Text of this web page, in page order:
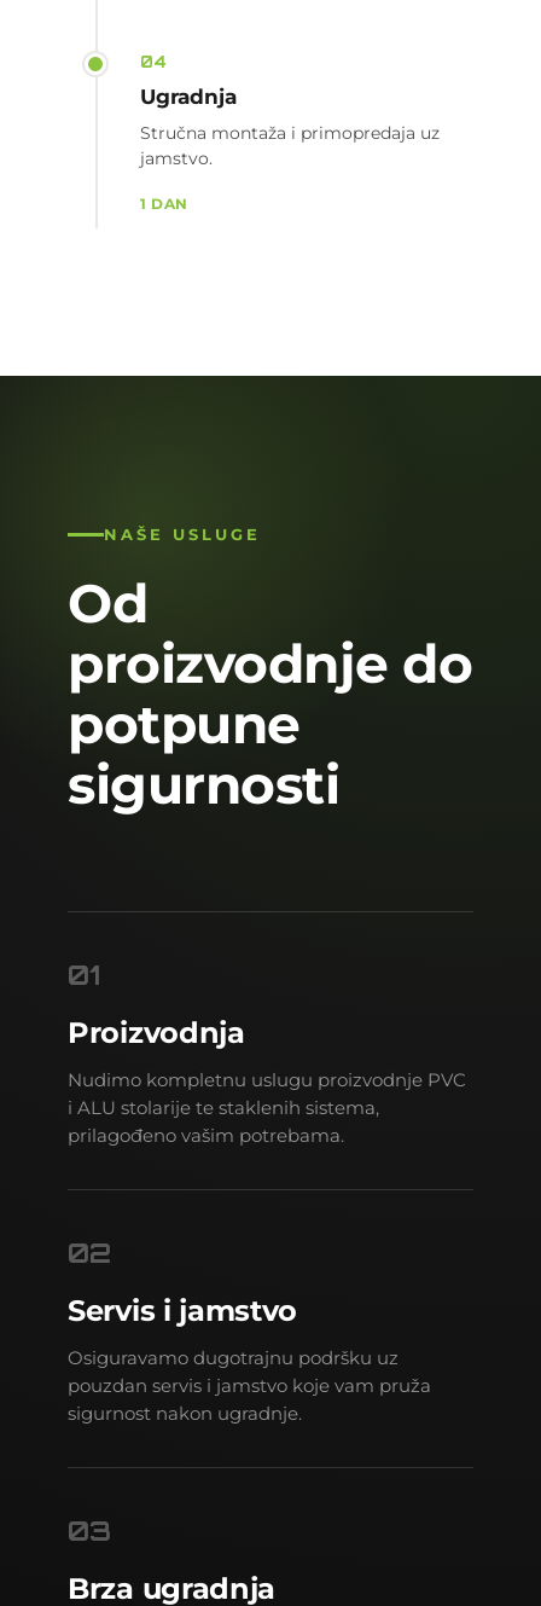
04
Ugradnja
Stručna montaža i primopredaja uz
jamstvo.
1 DAN
NAŠE USLUGE
Od
proizvodnje do
potpune
sigurnosti
01
Proizvodnja
Nudimo kompletnu uslugu proizvodnje PVC
i ALU stolarije te staklenih sistema,
prilagođeno vašim potrebama.
02
Servis i jamstvo
Osiguravamo dugotrajnu podršku uz
pouzdan servis i jamstvo koje vam pruža
sigurnost nakon ugradnje.
03
Brza ugradnja